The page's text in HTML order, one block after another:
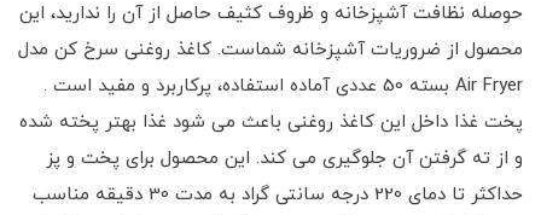
حوصله نظافت آشپزخانه و ظروف کثیف حاصل از آن را ندارید، این
محصول از ضروریات آشپزخانه شماست. کاغذ روغنی سرخ کن مدل
Air Fryer بسته 50 عددی آماده استفاده، پرکاربرد و مفید است .
پخت غذا داخل این کاغذ روغنی باعث می شود غذا بهتر پخته شده
و از ته گرفتن آن جلوگیری می کند. این محصول برای پخت و پز
حداکثر تا دمای 220 درجه سانتی گراد به مدت 30 دقیقه مناسب